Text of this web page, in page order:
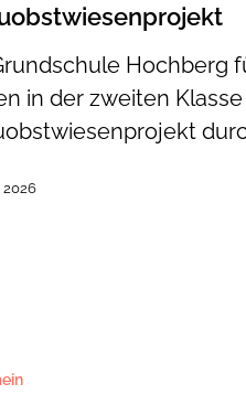
Hochberg
in der zweiten
2026